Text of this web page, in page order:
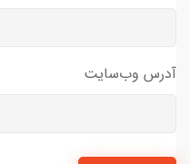
آدرس وب‌سایت